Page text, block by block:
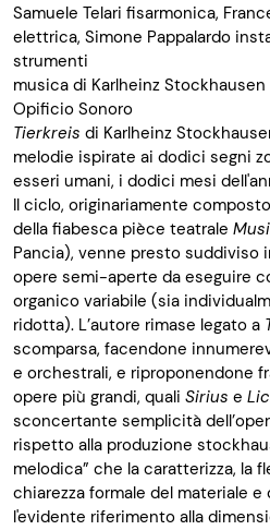
Samuele Telari fisarmonica,
elettrica, Simone Pappalardo
strumenti
musica di Karlheinz
Opificio Sonoro
Tierkreis di Karlheinz
melodie ispirate ai dodici segni
esseri umani, i dodici mesi
Il ciclo, originariamente
della fiabesca pièce teatrale
Pancia), venne presto suddiviso
opere semi-aperte da eseguire
organico variabile (sia
ridotta). L’autore rimase legato a
scomparsa, facendone
e orchestrali, e riproponendone
opere più grandi, quali Sirius e
sconcertante semplicità
rispetto alla produzione
melodica” che la caratterizza, la
chiarezza formale del materiale
l'evidente riferimento alla